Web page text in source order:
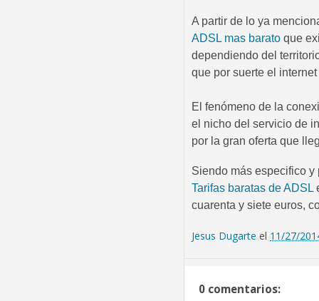
A partir de lo ya
ADSL mas barato que
dependiendo del
que por suerte el
El fenómeno de la
el nicho del servicio de
por la gran oferta que
Siendo más especifico
Tarifas baratas de ADSL
cuarenta y siete euros,
Jesus Dugarte el 11/27/
0 comentarios: